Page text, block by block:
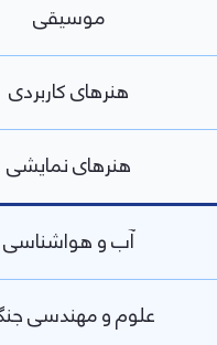
موسیقی
هنرهای کاربردی
هنرهای نمایشی
آب و هواشناسی
علوم و مهندسی